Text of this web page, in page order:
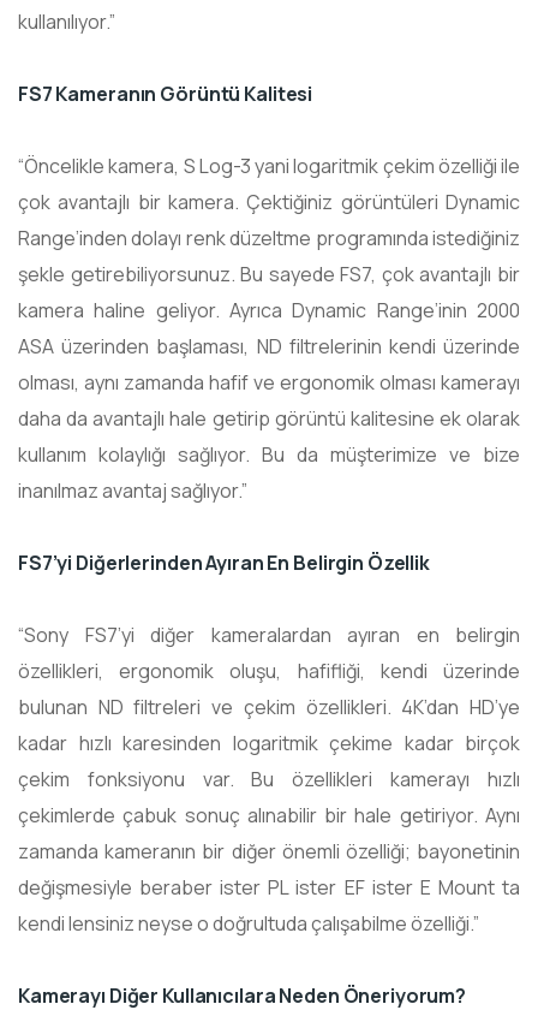
kullanılıyor.”
FS7 Kameranın Görüntü Kalitesi
“Öncelikle kamera, S Log-3 yani logaritmik çekim özelliği ile
çok avantajlı bir kamera. Çektiğiniz görüntüleri Dynamic
Range’inden dolayı renk düzeltme programında istediğiniz
şekle getirebiliyorsunuz. Bu sayede FS7, çok avantajlı bir
kamera haline geliyor. Ayrıca Dynamic Range’inin 2000
ASA üzerinden başlaması, ND filtrelerinin kendi üzerinde
olması, aynı zamanda hafif ve ergonomik olması kamerayı
daha da avantajlı hale getirip görüntü kalitesine ek olarak
kullanım kolaylığı sağlıyor. Bu da müşterimize ve bize
inanılmaz avantaj sağlıyor.”
FS7’yi Diğerlerinden Ayıran En Belirgin Özellik
“Sony FS7’yi diğer kameralardan ayıran en belirgin
özellikleri, ergonomik oluşu, hafifliği, kendi üzerinde
bulunan ND filtreleri ve çekim özellikleri. 4K’dan HD’ye
kadar hızlı karesinden logaritmik çekime kadar birçok
çekim fonksiyonu var. Bu özellikleri kamerayı hızlı
çekimlerde çabuk sonuç alınabilir bir hale getiriyor. Aynı
zamanda kameranın bir diğer önemli özelliği; bayonetinin
değişmesiyle beraber ister PL ister EF ister E Mount ta
kendi lensiniz neyse o doğrultuda çalışabilme özelliği.”
Kamerayı Diğer Kullanıcılara Neden Öneriyorum?